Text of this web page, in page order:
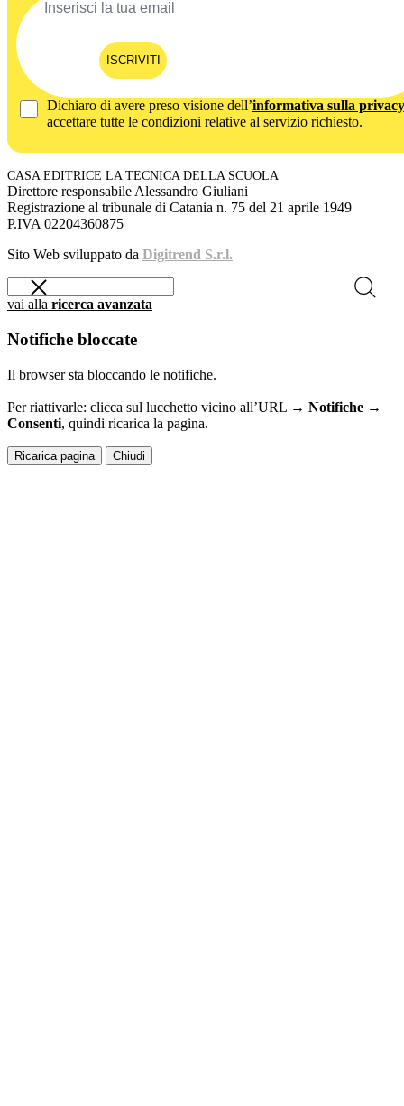
ISCRIVITI
Dichiaro di avere preso visione dell’informativa sulla privacy
accettare tutte le condizioni relative al servizio richiesto.
CASA EDITRICE LA TECNICA DELLA SCUOLA
Direttore responsabile Alessandro Giuliani
Registrazione al tribunale di Catania n. 75 del 21 aprile 1949
P.IVA 02204360875
Sito Web sviluppato da Digitrend S.r.l.
vai alla ricerca avanzata
Notifiche bloccate
Il browser sta bloccando le notifiche.
Per riattivarle: clicca sul lucchetto vicino all’URL → Notifiche →
Consenti, quindi ricarica la pagina.
Ricarica pagina Chiudi